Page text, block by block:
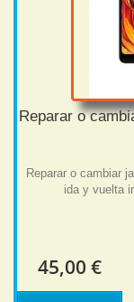
Reparar o
Reparar o cambiar
ida y vuelta
45,00 €